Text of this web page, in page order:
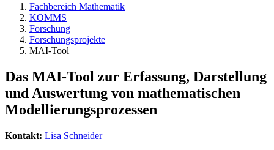
Fachbereich Mathematik
KOMMS
Forschung
Forschungsprojekte
MAI-Tool
Das MAI-Tool zur Erfassung, Darstellung
und Auswertung von mathematischen
Modellierungsprozessen
Kontakt: Lisa Schneider